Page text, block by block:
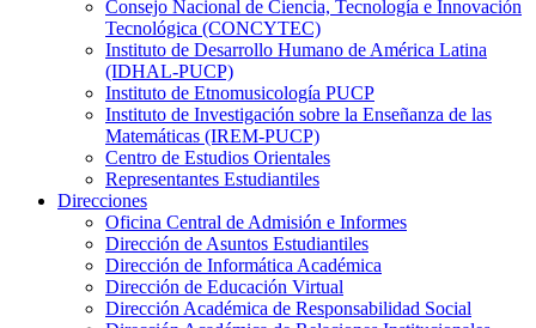
Consejo Nacional de Ciencia, Tecnología e Innovación
Tecnológica (CONCYTEC)
Instituto de Desarrollo Humano de América Latina
(IDHAL-PUCP)
Instituto de Etnomusicología PUCP
Instituto de Investigación sobre la Enseñanza de las
Matemáticas (IREM-PUCP)
Centro de Estudios Orientales
Representantes Estudiantiles
Direcciones
Oficina Central de Admisión e Informes
Dirección de Asuntos Estudiantiles
Dirección de Informática Académica
Dirección de Educación Virtual
Dirección Académica de Responsabilidad Social